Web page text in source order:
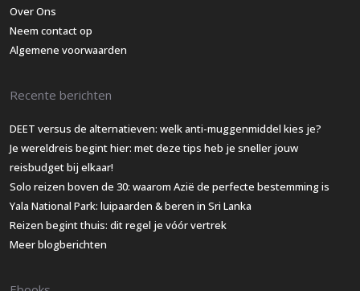
Over Ons
Neem contact op
Algemene voorwaarden
Recente berichten
DEET versus de alternatieven: welk anti-muggenmiddel kies je?
Je wereldreis begint hier: met deze tips heb je sneller jouw
reisbudget bij elkaar!
Solo reizen boven de 30: waarom Azië de perfecte bestemming is
Yala National Park: luipaarden & beren in Sri Lanka
Reizen begint thuis: dit regel je vóór vertrek
Meer blogberichten